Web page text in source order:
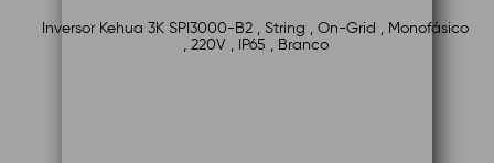
Inversor Kehua 3K SPI3000-B2 , String , On-Grid , Monofásico
, 220V , IP65 , Branco